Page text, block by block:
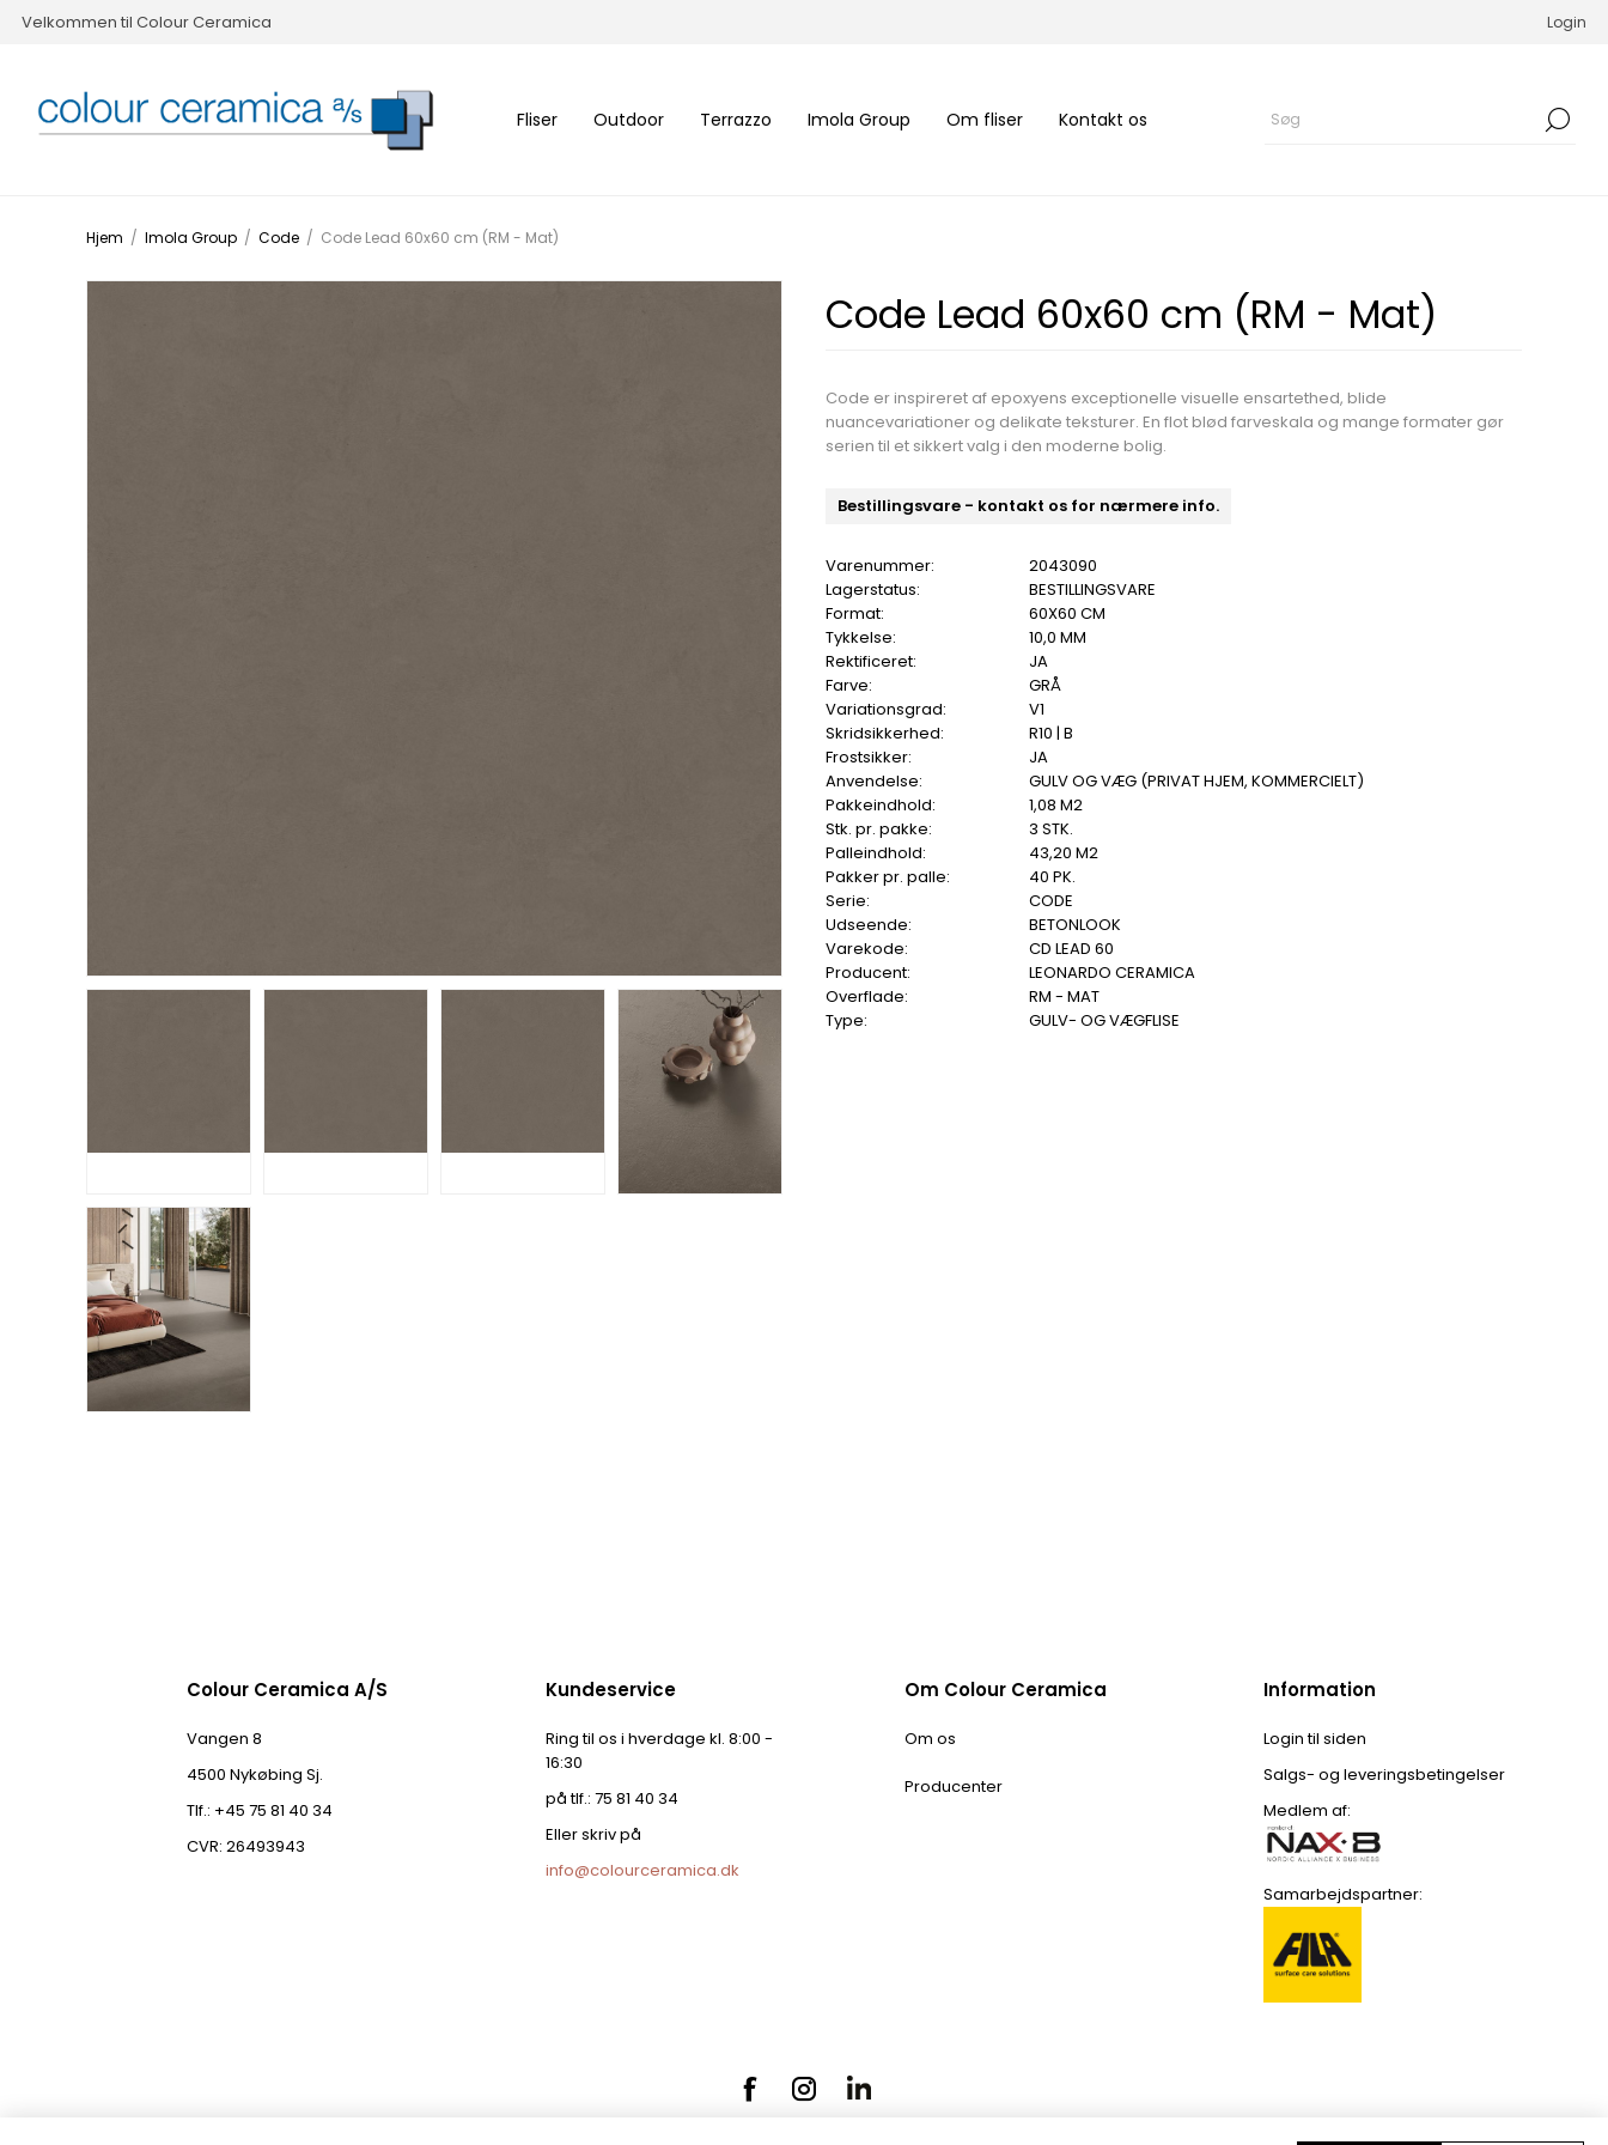
Velkommen til Colour Ceramica Login
Fliser Outdoor Terrazzo Imola Group Om fliser Kontakt os
Hjem / Imola Group / Code / Code Lead 60x60 cm (RM - Mat)
Code Lead 60x60 cm (RM - Mat)
Code er inspireret af epoxyens exceptionelle visuelle ensartethed, blide
nuancevariationer og delikate teksturer. En flot blød farveskala og mange formater gør
serien til et sikkert valg i den moderne bolig.
Bestillingsvare - kontakt os for nærmere info.
Varenummer:
2043090
Lagerstatus:
BESTILLINGSVARE
Format:
60X60 CM
Tykkelse:
10,0 MM
Rektificeret:
JA
Farve:
GRÅ
Variationsgrad:
V1
Skridsikkerhed:
R10 | B
Frostsikker:
JA
Anvendelse:
GULV OG VÆG (PRIVAT HJEM, KOMMERCIELT)
Pakkeindhold:
1,08 M2
Stk. pr. pakke:
3 STK.
Palleindhold:
43,20 M2
Pakker pr. palle:
40 PK.
Serie:
CODE
Udseende:
BETONLOOK
Varekode:
CD LEAD 60
Producent:
LEONARDO CERAMICA
Overflade:
RM - MAT
Type:
GULV- OG VÆGFLISE
Colour Ceramica A/S
Vangen 8
4500 Nykøbing Sj.
Tlf.: +45 75 81 40 34
CVR: 26493943
Kundeservice
Ring til os i hverdage kl. 8:00 -
16:30
på tlf.: 75 81 40 34
Eller skriv på
info@colourceramica.dk
Om Colour Ceramica
Om os
Producenter
Information
Login til siden
Salgs- og leveringsbetingelser
Medlem af:
Samarbejdspartner: